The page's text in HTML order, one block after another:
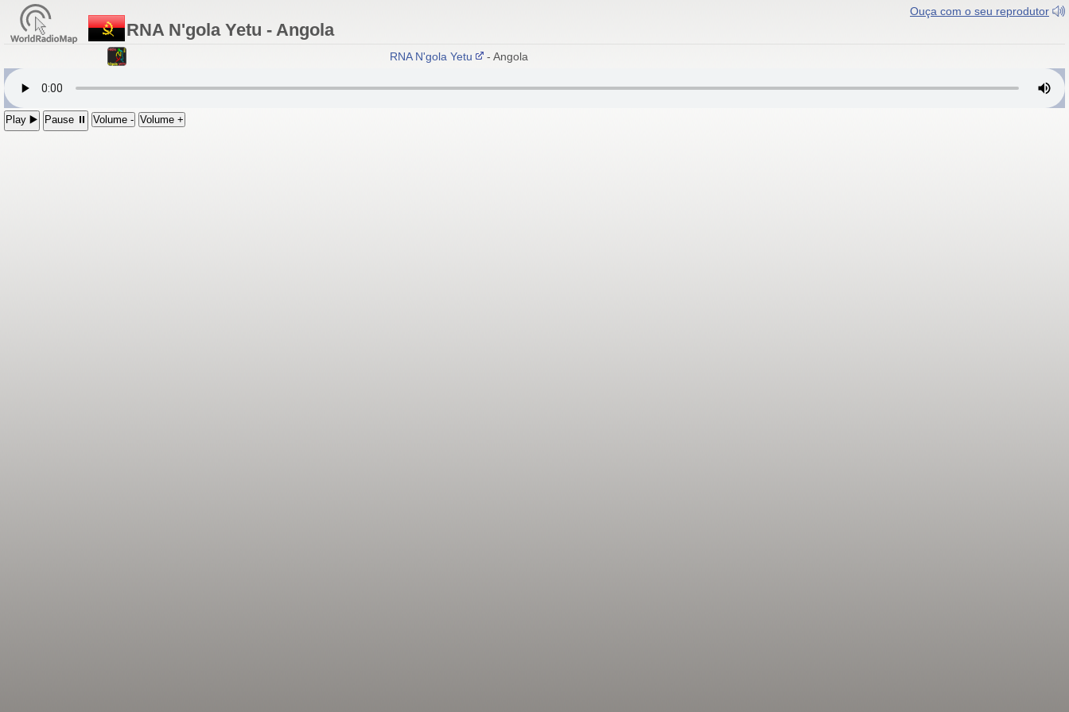
Ouça com o seu reprodutor
RNA N'gola Yetu - Angola
RNA N'gola Yetu - Angola
Play ▶️ Pause ⏸ Volume - Volume +